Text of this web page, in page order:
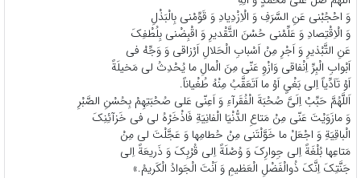
وَ احْجُبْنى عَنِ السَّرَفِ وَ الْاِزْدِیادِ وَ قَوِّمْنى بِالْبَذْلِ
وَ الْاِقْتِصادِ وَ عَلِّمْنى حُسْنَ التَّقْدیرِ وَ اقْبِضْنى بِلُطْفِکَ
عَنِ التَّبْذیرِ وَ اَجْرِ مِنْ اَسْبابِ الْحَلالِ اَرْزاقى وَ وَجِّهْ فى
اَبْوابِ الْبِرِّ اِنْفاقى وَازْوِ عَنّى مِنَ الْمالِ ما یُحْدِثُ لى مَخیلَةً
اَوْ تَاَدِّیاً اِلى‏ بَغْىٍ اَوْ ما اَتَعَقَّبُ مِنْهُ طُغْیاناً.
اَللَّهُمَّ حَبِّبْ اِلَىَّ صُحْبَةَ الْفُقَرآءِ وَ اَعِنّى عَلى‏ صُحْبَتِهِمْ بِحُسْنِ الصَّبْرِ
وَ مازَوَیْتَ عَنّى مِنْ مَتاعِ الدُّنْیَا الْفانِیَةِ فَاذْخَرْهُ لى فى خَزآئِنِکَ
الْباقِیَةِ وَ اجْعَلْ ما خَوَّلْتَنى مِنْ حُطامِها وَ عَجَّلْتَ لى مِنْ
مَتاعِها بُلْغَةً اِلى‏ جِوارِکَ وَ وُصْلَةً اِلى‏ قُرْبِکَ وَ ذَریعَةً اِلى‏
جَنَّتِکَ اِنَّکَ ذُوالْفَضْلِ الْعَظیمِ وَ اَنْتَ الْجَوادُ الْکَریمُ.»